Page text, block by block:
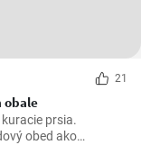
21
obale
prsia.
obed ako